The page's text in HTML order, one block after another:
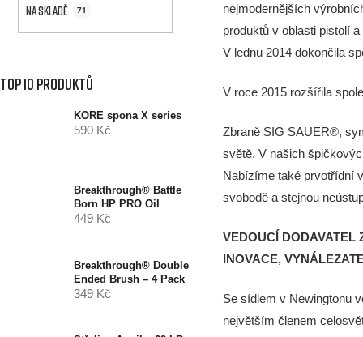
Na skladě 71
Top 10 produktů
KORE spona X series
590 Kč
Breakthrough® Battle
Born HP PRO Oil
449 Kč
Breakthrough® Double
Ended Brush – 4 Pack
349 Kč
nejmodernějších
produktů v oblasti pistolí
V lednu 2014 dokončila
V roce 2015 rozšířila
Zbraně SIG SAUER®,
světě. V našich
Nabízíme také prvotřídní
svobodě a stejnou
VEDOUCÍ DODAVATEL
INOVACE,
Se sídlem v Newingtonu
největším členem